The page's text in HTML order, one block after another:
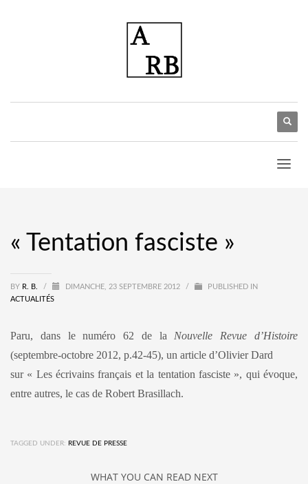
« Tentation fasciste »
BY R. B. / DIMANCHE, 23 SEPTEMBRE 2012 /
PUBLISHED IN
ACTUALITÉS
Paru, dans le numéro 62 de la Nouvelle Revue d’Histoire
(septembre-octobre 2012, p.42-45), un article d’Olivier Dard
sur « Les écrivains français et la tentation fasciste », qui évoque,
entre autres, le cas de Robert Brasillach.
TAGGED UNDER: REVUE DE PRESSE
WHAT YOU CAN READ NEXT